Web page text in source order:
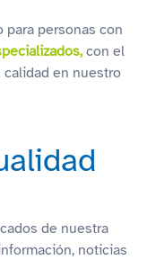
personas con
con el
en nuestro
de nuestra
noticias